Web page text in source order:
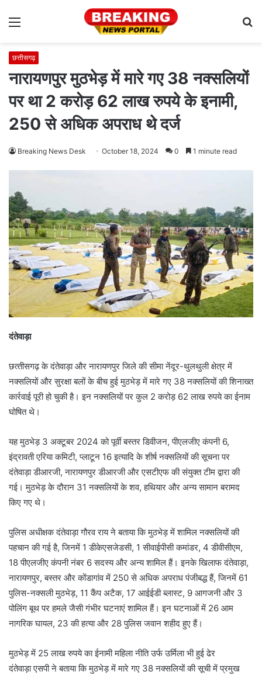
Menu
छत्तीसगढ़
नारायणपुर मुठभेड़ में मारे गए 38 नक्सलियों
पर था 2 करोड़ 62 लाख रुपये के इनामी,
250 से अधिक अपराध थे दर्ज
Breaking News Desk October 18, 2024 0 1 minute read
दंतेवाड़ा
छत्‍तीसगढ़ के दंतेवाड़ा और नारायणपुर जिले की सीमा नेंदूर-थुलथुली क्षेत्र में
नक्सलियों और सुरक्षा बलों के बीच हुई मुठभेड़ में मारे गए 38 नक्‍सलियों की शिनाख्त
कार्रवाई पूरी हो चुकी है। इन नक्सलियों पर कुल 2 करोड़ 62 लाख रुपये का ईनाम
घोषित थे।
यह मुठभेड़ 3 अक्टूबर 2024 को पूर्वी बस्तर डिवीजन, पीएलजीए कंपनी 6,
इंद्रावती एरिया कमिटी, प्लाटून 16 इत्यादि के शीर्ष नक्सलियों की सूचना पर
दंतेवाड़ा डीआरजी, नारायणपुर डीआरजी और एसटीएफ की संयुक्त टीम द्वारा की
गई। मुठभेड़ के दौरान 31 नक्‍सलियों के शव, हथियार और अन्य सामान बरामद
किए गए थे।
पुलिस अधीक्षक दंतेवाड़ा गौरव राय ने बताया कि मुठभेड़ में शामिल नक्‍सलियों की
पहचान की गई है, जिनमें 1 डीकेएसजेडसी, 1 सीवाईपीसी कमांडर, 4 डीवीसीएम,
18 पीएलजीए कंपनी नंबर 6 सदस्य और अन्य शामिल हैं। इनके खिलाफ दंतेवाड़ा,
नारायणपुर, बस्तर और कोंडागांव में 250 से अधिक अपराध पंजीबद्ध हैं, जिनमें 61
पुलिस-नक्सली मुठभेड़, 11 कैंप अटैक, 17 आईईडी ब्लास्ट, 9 आगजनी और 3
पोलिंग बूथ पर हमले जैसी गंभीर घटनाएं शामिल हैं। इन घटनाओं में 26 आम
नागरिक घायल, 23 की हत्या और 28 पुलिस जवान शहीद हुए हैं।
मुठभेड़ में 25 लाख रुपये का ईनामी महिला नीति उर्फ उर्मिला भी हुई ढेर
दंतेवाड़ा एसपी ने बताया कि मुठभेड़ में मारे गए 38 नक्‍सलियों की सूची में प्रमुख